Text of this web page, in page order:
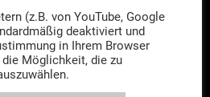
für die drei
– Das
(15)
(z.B. von YouTube, Google
deaktiviert und
in Ihrem Browser
Möglichkeit, die zu